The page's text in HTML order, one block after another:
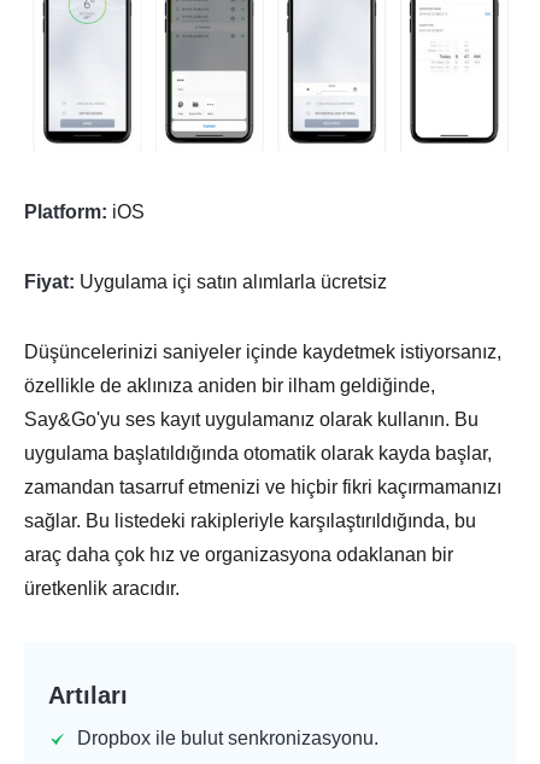
Platform: iOS
Fiyat: Uygulama içi satın alımlarla ücretsiz
Düşüncelerinizi saniyeler içinde kaydetmek istiyorsanız,
özellikle de aklınıza aniden bir ilham geldiğinde,
Say&Go'yu ses kayıt uygulamanız olarak kullanın. Bu
uygulama başlatıldığında otomatik olarak kayda başlar,
zamandan tasarruf etmenizi ve hiçbir fikri kaçırmamanızı
sağlar. Bu listedeki rakipleriyle karşılaştırıldığında, bu
araç daha çok hız ve organizasyona odaklanan bir
üretkenlik aracıdır.
Artıları
Dropbox ile bulut senkronizasyonu.